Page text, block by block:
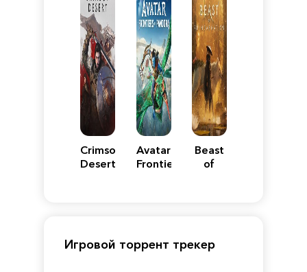
Crimson
Desert
Avatar:
Frontiers
Beast
of
Игровой торрент трекер